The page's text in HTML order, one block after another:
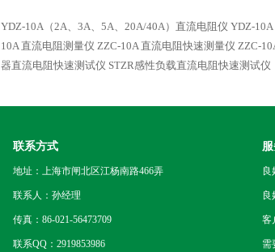
YDZ-10A（2A、3A、5A、20A/40A）直流电阻仪 YDZ-
10A 直流电阻测量仪 ZZC-10A 直流电阻快速测量仪 ZZC-
器直流电阻快速测试仪 STZR感性负载直流电阻快速测试仪
联系方式
地址：上海市闸北区江杨南路466弄
联系人：孙经理
传真：86-021-56473709
联系QQ：2919853986
客
需